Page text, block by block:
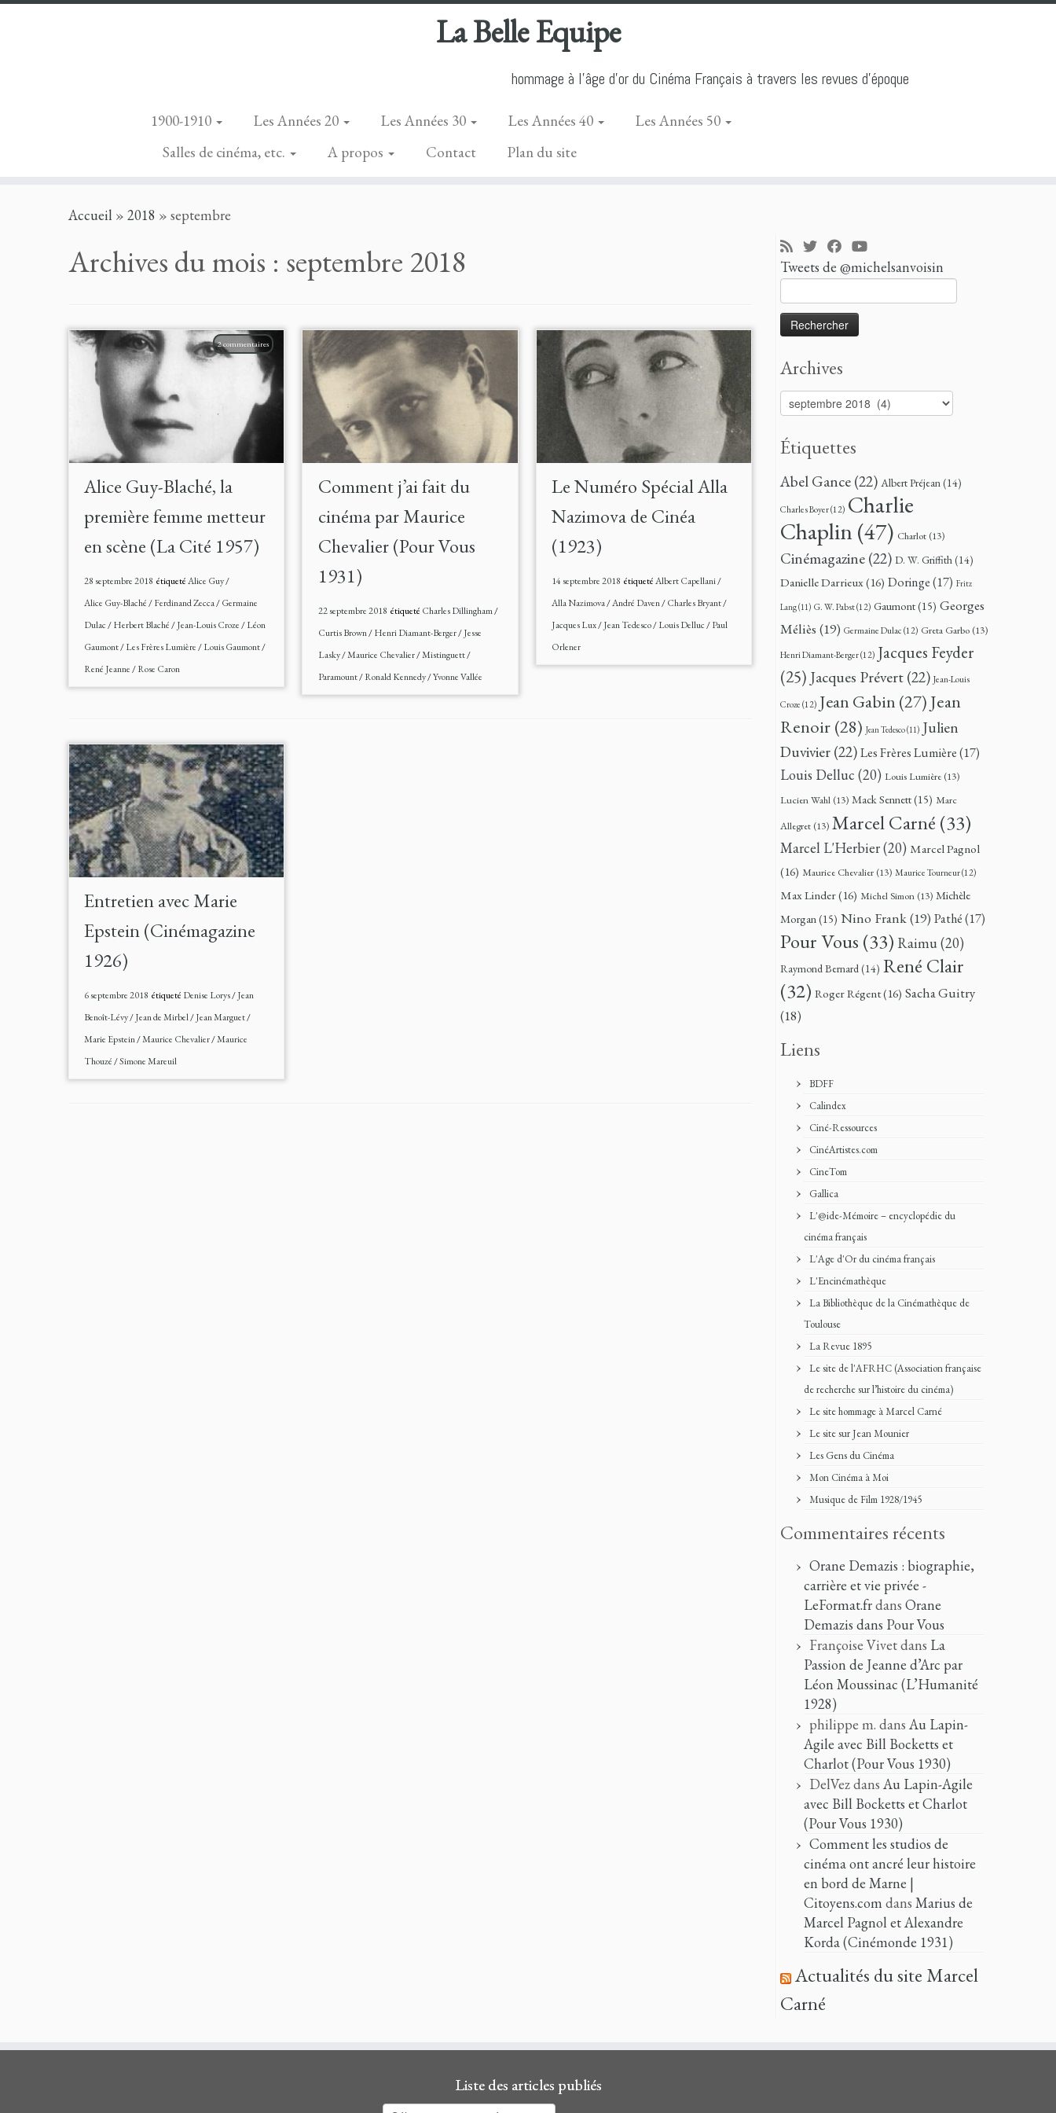
La Belle Equipe
hommage à l'âge d'or du Cinéma Français à travers les revues d'époque
1900-1910 Les Années 20 Les Années 30 Les Années 40
Les Années 50
Salles de cinéma, etc.
A propos Contact Plan du site
Accueil » 2018 » septembre
Archives du mois : septembre 2018
2 commentaires
Alice Guy-Blaché, la
première femme metteur
en scène (La Cité 1957)
28 septembre 2018 étiquetéAlice Guy/
Alice Guy-Blaché/Ferdinand Zecca/Germaine
Dulac/Herbert Blaché/Jean-Louis Croze/Léon
Gaumont/Les Frères Lumière/Louis Gaumont/
René Jeanne/Rose Caron
Comment j’ai fait du
cinéma par Maurice
Chevalier (Pour Vous
1931)
22 septembre 2018 étiqueté Charles Dillingham/
Curtis Brown/Henri Diamant-Berger/Jesse
Lasky/Maurice Chevalier/Mistinguett/
Paramount/Ronald Kennedy/Yvonne Vallée
Le Numéro Spécial Alla
Nazimova de Cinéa
(1923)
14 septembre 2018 étiquetéAlbert Capellani/
Alla Nazimova/André Daven/Charles Bryant/
Jacques Lux/Jean Tedesco/Louis Delluc/Paul
Orlener
Entretien avec Marie
Epstein (Cinémagazine
1926)
6 septembre 2018 étiqueté Denise Lorys/Jean
Benoît-Lévy/Jean de Mirbel/Jean Marguet/
Marie Epstein/Maurice Chevalier/Maurice
Thouzé/Simone Mareuil
Tweets de @michelsanvoisin
Archives
Archives
Étiquettes
Abel Gance(22) Albert Préjean(14)
Charles Boyer(12) Charlie
Chaplin(47) Charlot (13)
Cinémagazine(22) D. W. Griffith(14)
Danielle Darrieux(16) Doringe(17) Fritz
Lang(11) G. W. Pabst(12) Gaumont(15) Georges
Méliès (19) Germaine Dulac (12) Greta Garbo (13)
Henri Diamant-Berger(12) Jacques Feyder
(25) Jacques Prévert(22) Jean-Louis
Croze (12) Jean Gabin (27) Jean
Renoir (28) Jean Tedesco(11) Julien
Duvivier(22)Les Frères Lumière(17)
Louis Delluc (20) Louis Lumière (13)
Lucien Wahl (13) Mack Sennett(15) Marc
Allegret (13) Marcel Carné (33)
Marcel L'Herbier(20) Marcel Pagnol
(16) Maurice Chevalier (13) Maurice Tourneur(12)
Max Linder(16) Michel Simon (13) Michèle
Morgan(15) Nino Frank(19) Pathé(17)
Pour Vous (33) Raimu(20)
Raymond Bernard(14) René Clair
(32) Roger Régent(16) Sacha Guitry
(18)
Liens
BDFF
Calindex
Ciné-Ressources
CinéArtistes.com
CineTom
Gallica
L'@ide-Mémoire – encyclopédie du
cinéma français
L'Age d'Or du cinéma français
L'Encinémathèque
La Bibliothèque de la Cinémathèque de
Toulouse
La Revue 1895
Le site de l'AFRHC (Association française
de recherche sur l’histoire du cinéma)
Le site hommage à Marcel Carné
Le site sur Jean Mounier
Les Gens du Cinéma
Mon Cinéma à Moi
Musique de Film 1928/1945
Commentaires récents
Orane Demazis : biographie,
carrière et vie privée -
LeFormat.frdans Orane
Demazis dans Pour Vous
Françoise Vivetdans La
Passion de Jeanne d’Arc par
Léon Moussinac (L’Humanité
1928)
philippe m. dans Au Lapin-
Agile avec Bill Bocketts et
Charlot (Pour Vous 1930)
DelVezdans Au Lapin-Agile
avec Bill Bocketts et Charlot
(Pour Vous 1930)
Comment les studios de
cinéma ont ancré leur histoire
en bord de Marne |
Citoyens.comdans Marius de
Marcel Pagnol et Alexandre
Korda (Cinémonde 1931)
Actualités du site Marcel
Carné
Liste des articles publiés